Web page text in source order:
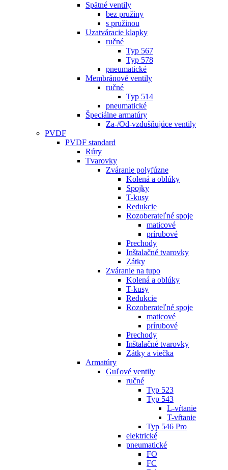
Spätné ventily
bez pružiny
s pružinou
Uzatváracie klapky
ručné
Typ 567
Typ 578
pneumatické
Membránové ventily
ručné
Typ 514
pneumatické
Špeciálne armatúry
Za-/Od-vzdušňujúce ventily
PVDF
PVDF standard
Rúry
Tvarovky
Zváranie polyfúzne
Kolená a oblúky
Spojky
T-kusy
Redukcie
Rozoberateľné spoje
maticové
prírubové
Prechody
Inštalačné tvarovky
Zátky
Zváranie na tupo
Kolená a oblúky
T-kusy
Redukcie
Rozoberateľné spoje
maticové
prírubové
Prechody
Inštalačné tvarovky
Zátky a viečka
Armatúry
Guľové ventily
ručné
Typ 523
Typ 543
L-vŕtanie
T-vŕtanie
Typ 546 Pro
elektrické
pneumatické
FO
FC